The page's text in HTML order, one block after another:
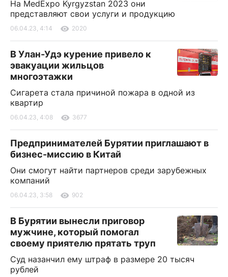
На MedExpo Kyrgyzstan 2023 они
представляют свои услуги и продукцию
06.04.23, 4:14 2020
В Улан-Удэ курение привело к
эвакуации жильцов
многоэтажки
Сигарета стала причиной пожара в одной из
квартир
06.04.23, 4:08 3677
Предпринимателей Бурятии приглашают в
бизнес-миссию в Китай
Они смогут найти партнеров среди зарубежных
компаний
06.04.23, 3:58 902
В Бурятии вынесли приговор
мужчине, который помогал
своему приятелю прятать труп
Суд назанчил ему штраф в размере 20 тысяч
рублей